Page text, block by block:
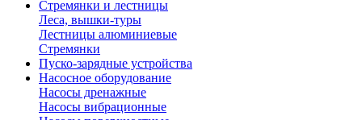
Стремянки и лестницы
Леса, вышки-туры
Лестницы алюминиевые
Стремянки
Пуско-зарядные устройства
Насосное оборудование
Насосы дренажные
Насосы вибрационные